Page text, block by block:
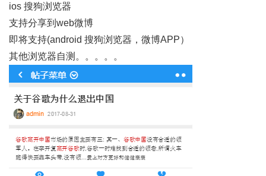
ios 搜狗浏览器
支持分享到web微博
即将支持(android 搜狗浏览器，微博APP）
其他浏览器自测。。。。。